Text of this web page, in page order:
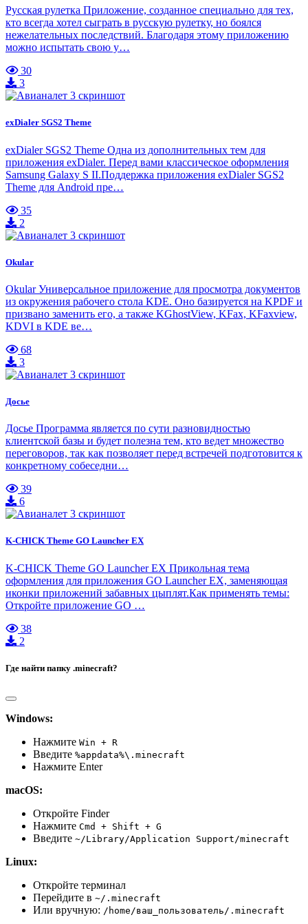
Русская рулетка Приложение, созданное специально для тех,
кто всегда хотел сыграть в русскую рулетку, но боялся
нежелательных последствий. Благодаря этому приложению
можно испытать свою у…
30
3
exDialer SGS2 Theme
exDialer SGS2 Theme Одна из дополнительных тем для
приложения exDialer. Перед вами классическое оформления
Samsung Galaxy S II.Поддержка приложения exDialer SGS2
Theme для Android пре…
35
2
Okular
Okular Универсальное приложение для просмотра документов
из окружения рабочего стола KDE. Оно базируется на KPDF и
призвано заменить его, а также KGhostView, KFax, KFaxview,
KDVI в KDE ве…
68
3
Досье
Досье Программа является по сути разновидностью
клиентской базы и будет полезна тем, кто ведет множество
переговоров, так как позволяет перед встречей подготовится к
конкретному собеседни…
39
6
K-CHICK Theme GO Launcher EX
K-CHICK Theme GO Launcher EX Прикольная тема
оформления для приложения GO Launcher EX, заменяющая
иконки приложений забавных цыплят.Как применять темы:
Откройте приложение GO …
38
2
Где найти папку .minecraft?
Windows:
Нажмите Win + R
Введите %appdata%\.minecraft
Нажмите Enter
macOS:
Откройте Finder
Нажмите Cmd + Shift + G
Введите ~/Library/Application Support/minecraft
Linux:
Откройте терминал
Перейдите в ~/.minecraft
Или вручную: /home/ваш_пользователь/.minecraft